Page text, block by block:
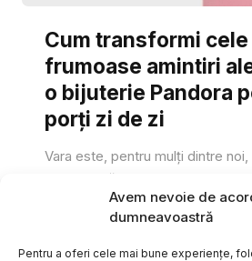
Avem nevoie de
dumneavoastră
Pentru a oferi cele mai bune experiențe,
Cum transformi cele
frumoase amintiri
o bijuterie Pandora
porți zi de zi
Vara este, pentru mulți dintre
se întâmplă cele mai importante
vacanțe pe care le planificăm
Cristiana Todiresei